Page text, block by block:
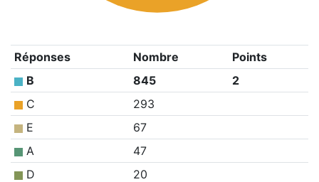
Réponses Nombre
Points
B
845
2
C
293
E
67
A
47
D
20